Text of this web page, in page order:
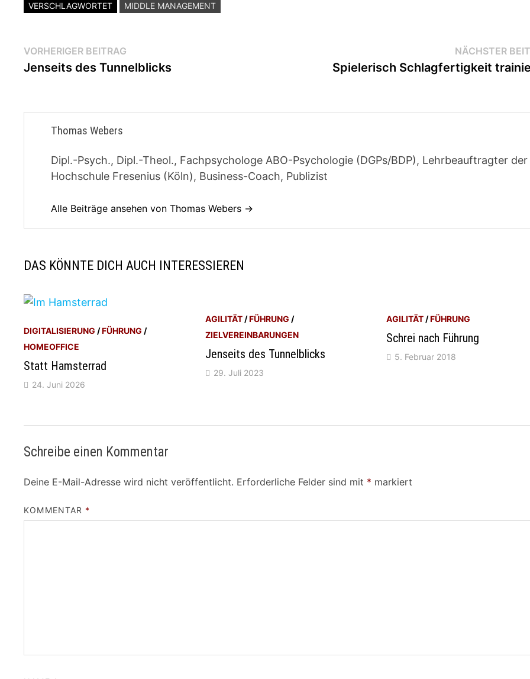
VERSCHLAGWORTET MIDDLE MANAGEMENT
Beitragsnavigation
VORHERIGER BEITRAG
Beitrag:
Jenseits des Tunnelblicks
NÄCHSTER
Spielerisch Schlagfertigkeit
Thomas Webers
Dipl.-Psych., Dipl.-Theol., Fachpsychologe ABO-Psychologie (DGPs/BDP), Lehrbeauftragter der
Hochschule Fresenius (Köln), Business-Coach, Publizist
Alle Beiträge ansehen von Thomas Webers →
DAS KÖNNTE DICH AUCH INTERESSIEREN
DIGITALISIERUNG /FÜHRUNG /
HOMEOFFICE
Statt Hamsterrad
24. Juni 2026
AGILITÄT/FÜHRUNG /
ZIELVEREINBARUNGEN
Jenseits des Tunnelblicks
29. Juli 2023
AGILITÄT /FÜHRUNG
Schrei nach Führung
5. Februar 2018
Schreibe einen Kommentar
Deine E-Mail-Adresse wird nicht veröffentlicht. Erforderliche Felder sind mit * markiert
KOMMENTAR *